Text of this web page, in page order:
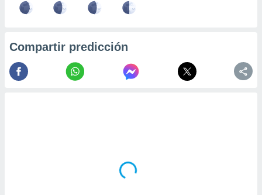
Compartir predicción